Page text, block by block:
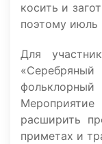
косить и
поэтому июль
Для
расширить
приметах и